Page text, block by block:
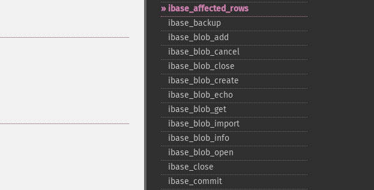
ibase_​affected_​rows
ibase_​backup
ibase_​blob_​add
ibase_​blob_​cancel
ibase_​blob_​close
ibase_​blob_​create
ibase_​blob_​echo
ibase_​blob_​get
ibase_​blob_​import
ibase_​blob_​info
ibase_​blob_​open
ibase_​close
ibase_​commit